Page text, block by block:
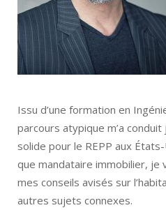
Issu d’une formation en
parcours atypique m’a conduit
solide pour le REPP aux
que mandataire immobilier, je
mes conseils avisés sur
autres sujets connexes.